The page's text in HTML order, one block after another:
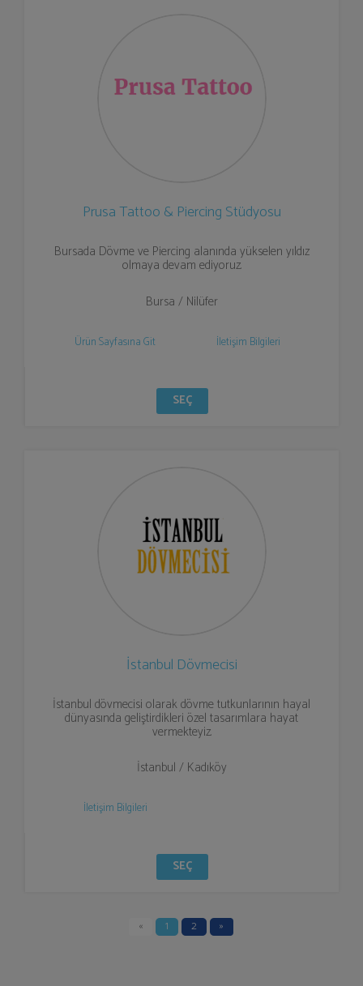
Prusa Tattoo & Piercing Stüdyosu
Bursada Dövme ve Piercing alanında yükselen yıldız
olmaya devam ediyoruz.
Bursa / Nilüfer
Ürün Sayfasına Git İletişim Bilgileri
SEÇ
İstanbul Dövmecisi
İstanbul dövmecisi olarak dövme tutkunlarının hayal
dünyasında geliştirdikleri özel tasarımlara hayat
vermekteyiz.
İstanbul / Kadıköy
İletişim Bilgileri
SEÇ
« 1 2 »